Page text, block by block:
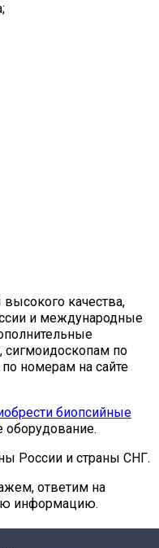
высокого качества,
и международные
сигмоидоскопам по
номерам на сайте
биопсийные
оборудование.
России и страны СНГ.
ответим на
информацию.